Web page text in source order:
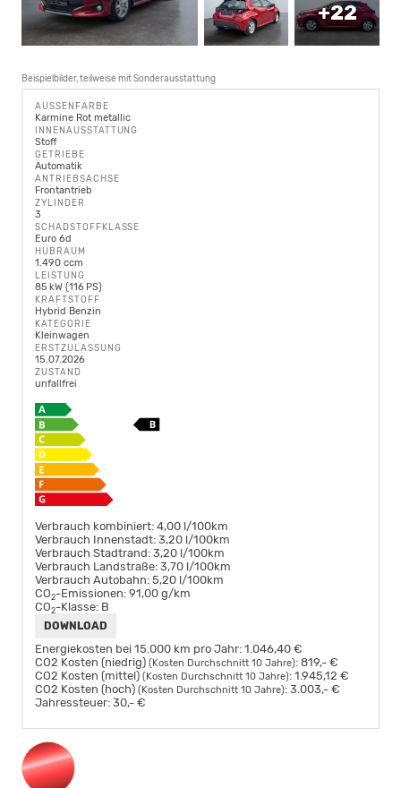
+22
Beispielbilder, teilweise mit Sonderausstattung
AUSSENFARBE
Karmine Rot metallic
INNENAUSSTATTUNG
Stoff
GETRIEBE
Automatik
ANTRIEBSACHSE
Frontantrieb
ZYLINDER
3
SCHADSTOFFKLASSE
Euro 6d
HUBRAUM
1.490 ccm
LEISTUNG
85 kW (116 PS)
KRAFTSTOFF
Hybrid Benzin
KATEGORIE
Kleinwagen
ERSTZULASSUNG
15.07.2026
ZUSTAND
unfallfrei
Verbrauch kombiniert: 4,00 l/100km
Verbrauch Innenstadt: 3,20 l/100km
Verbrauch Stadtrand: 3,20 l/100km
Verbrauch Landstraße: 3,70 l/100km
Verbrauch Autobahn: 5,20 l/100km
CO2-Emissionen: 91,00 g/km
CO2-Klasse: B
DOWNLOAD
Energiekosten bei 15.000 km pro Jahr: 1.046,40 €
CO2 Kosten (niedrig) (Kosten Durchschnitt 10 Jahre): 819,- €
CO2 Kosten (mittel) (Kosten Durchschnitt 10 Jahre): 1.945,12 €
CO2 Kosten (hoch) (Kosten Durchschnitt 10 Jahre): 3.003,- €
Jahressteuer: 30,- €